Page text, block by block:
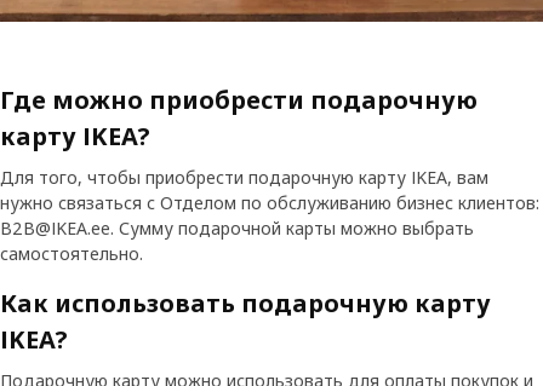
Где можно приобрести подарочную
карту IKEA?
Для того, чтобы приобрести подарочную карту IKEA, вам
нужно связаться с Отделом по обслуживанию бизнес клиентов:
B2B@IKEA.ee. Сумму подарочной карты можно выбрать
самостоятельно.
Как использовать подарочную карту
IKEA?
Подарочную карту можно использовать для оплаты покупок и